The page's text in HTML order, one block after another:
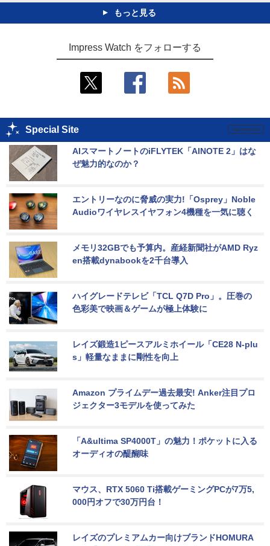
もっと見る
Impress Watch をフォローする
Special Site
AIスマートノートのiFLYTEK「AINOTE 2」はな
ぜ魅力的なのか？
エントリーなのに脅威の実力!「Osprey」Noble
Audioワイヤレスイヤフォン4機種を一気に聴く
メモリ32GBでも予算内。産経新聞社がAMD Ryz
en搭載dynabookを2千台導入
ハイグレードテレビ「TCL Q7D Pro」。圧巻の
色彩美で映画＆ゲームが極上体験に
レイズ鍛造1ピースアルミホイール「CE28 N-plu
s」軽量なままに剛性を向上
Amazon プライムデー過去最安! Anker注目プロ
ジェクター3モデルを使ってみた
「A&ultima SP4000T」の魅力！ポケットに入る
オーディオの醍醐味
マウス、RTX 5060 Ti搭載ゲーミングPCが7万5,
000円オフで30万円台！
レイズのプレミアムカー向けブランドHOMURA